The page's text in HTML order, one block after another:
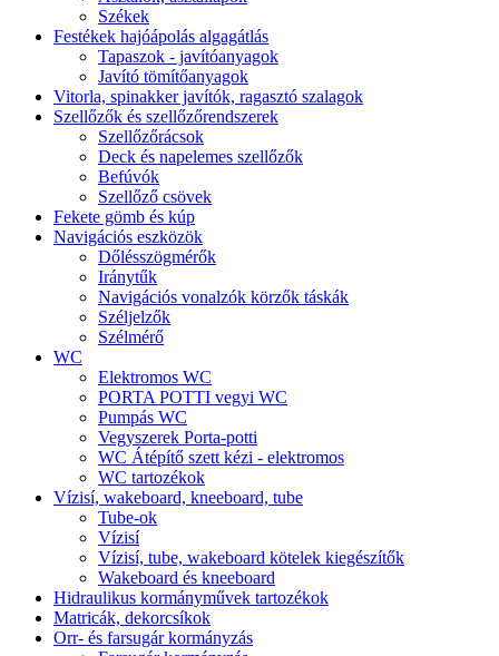
Székek
Festékek hajóápolás algagátlás
Tapaszok - javítóanyagok
Javító tömítőanyagok
Vitorla, spinakker javítók, ragasztó szalagok
Szellőzők és szellőzőrendszerek
Szellőzőrácsok
Deck és napelemes szellőzők
Befúvók
Szellőző csövek
Fekete gömb és kúp
Navigációs eszközök
Dőlésszögmérők
Iránytűk
Navigációs vonalzók körzők táskák
Széljelzők
Szélmérő
WC
Elektromos WC
PORTA POTTI vegyi WC
Pumpás WC
Vegyszerek Porta-potti
WC Átépítő szett kézi - elektromos
WC tartozékok
Vízisí, wakeboard, kneeboard, tube
Tube-ok
Vízisí
Vízisí, tube, wakeboard kötelek kiegészítők
Wakeboard és kneeboard
Hidraulikus kormányművek tartozékok
Matricák, dekorcsíkok
Orr- és farsugár kormányzás